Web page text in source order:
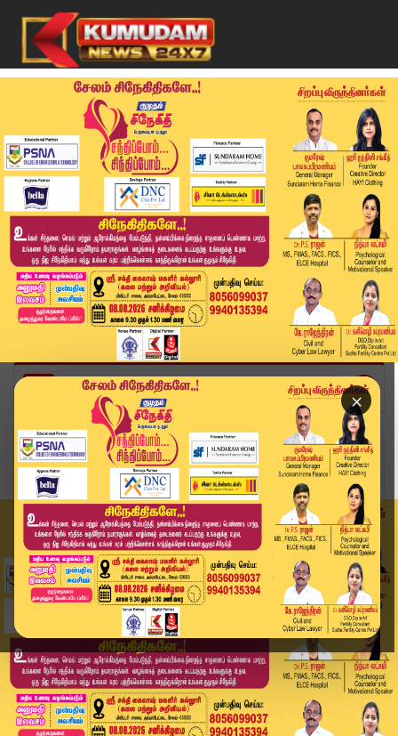
×
Home
வீடியோ ஸ்டோரி
கும்கி 2 படத்தை வெளியிட உயர்நீதிமன்றம் அனுமதி |...